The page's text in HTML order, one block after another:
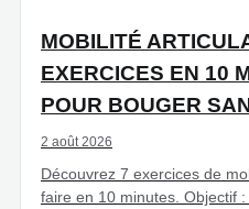
MOBILITÉ
EXERCICES EN 10
POUR BOUGER
2 août 2026
Découvrez 7 exercices de
faire en 10 minutes. Objectif :